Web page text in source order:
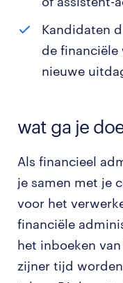
Kandidaten
de financiële
nieuwe
wat ga je
Als financieel
je samen met je
voor het
financiële
het inboeken
zijner tijd